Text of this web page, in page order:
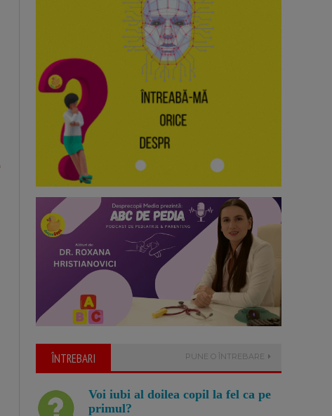
ÎNTREBARI PUNE O ÎNTREBARE
Voi iubi al doilea copil la fel ca pe
primul?